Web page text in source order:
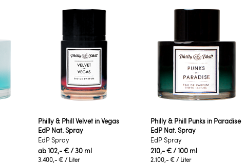
Philly & Phill Velvet in Vegas
EdP Nat. Spray
EdP Spray
ab102,- €/ 30 ml
3.400,- €/ Liter
Philly & Phill Punks in Paradise
EdP Nat. Spray
EdP Spray
210,- €/ 100 ml
2.100,- € / Liter